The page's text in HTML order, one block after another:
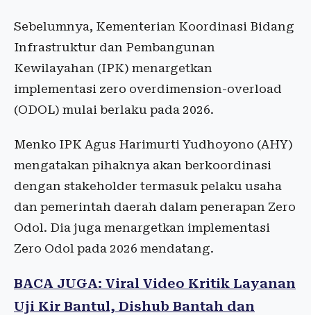
Sebelumnya, Kementerian Koordinasi Bidang
Infrastruktur dan Pembangunan
Kewilayahan (IPK) menargetkan
implementasi zero overdimension-overload
(ODOL) mulai berlaku pada 2026.
Menko IPK Agus Harimurti Yudhoyono (AHY)
mengatakan pihaknya akan berkoordinasi
dengan stakeholder termasuk pelaku usaha
dan pemerintah daerah dalam penerapan Zero
Odol. Dia juga menargetkan implementasi
Zero Odol pada 2026 mendatang.
BACA JUGA: Viral Video Kritik Layanan
Uji Kir Bantul, Dishub Bantah dan